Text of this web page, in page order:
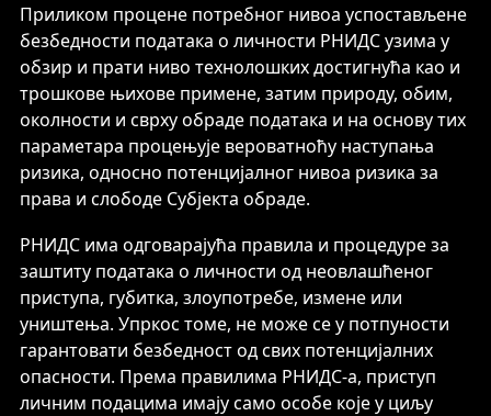
Приликом процене потребног нивоа успостављене
безбедности података о личности РНИДС узима у
обзир и прати ниво технолошких достигнућа као и
трошкове њихове примене, затим природу, обим,
околности и сврху обраде података и на основу тих
параметара процењује вероватноћу наступања
ризика, односно потенцијалног нивоа ризика за
права и слободе Субјекта обраде.
РНИДС има одговарајућа правила и процедуре за
заштиту података о личности од неовлашћеног
приступа, губитка, злоупотребе, измене или
уништења. Упркос томе, не може се у потпуности
гарантовати безбедност од свих потенцијалних
опасности. Према правилима РНИДС-а, приступ
личним подацима имају само особе које у циљу